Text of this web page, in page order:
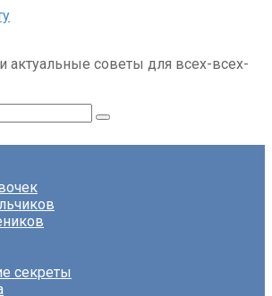
советы для всех-всех-
секреты